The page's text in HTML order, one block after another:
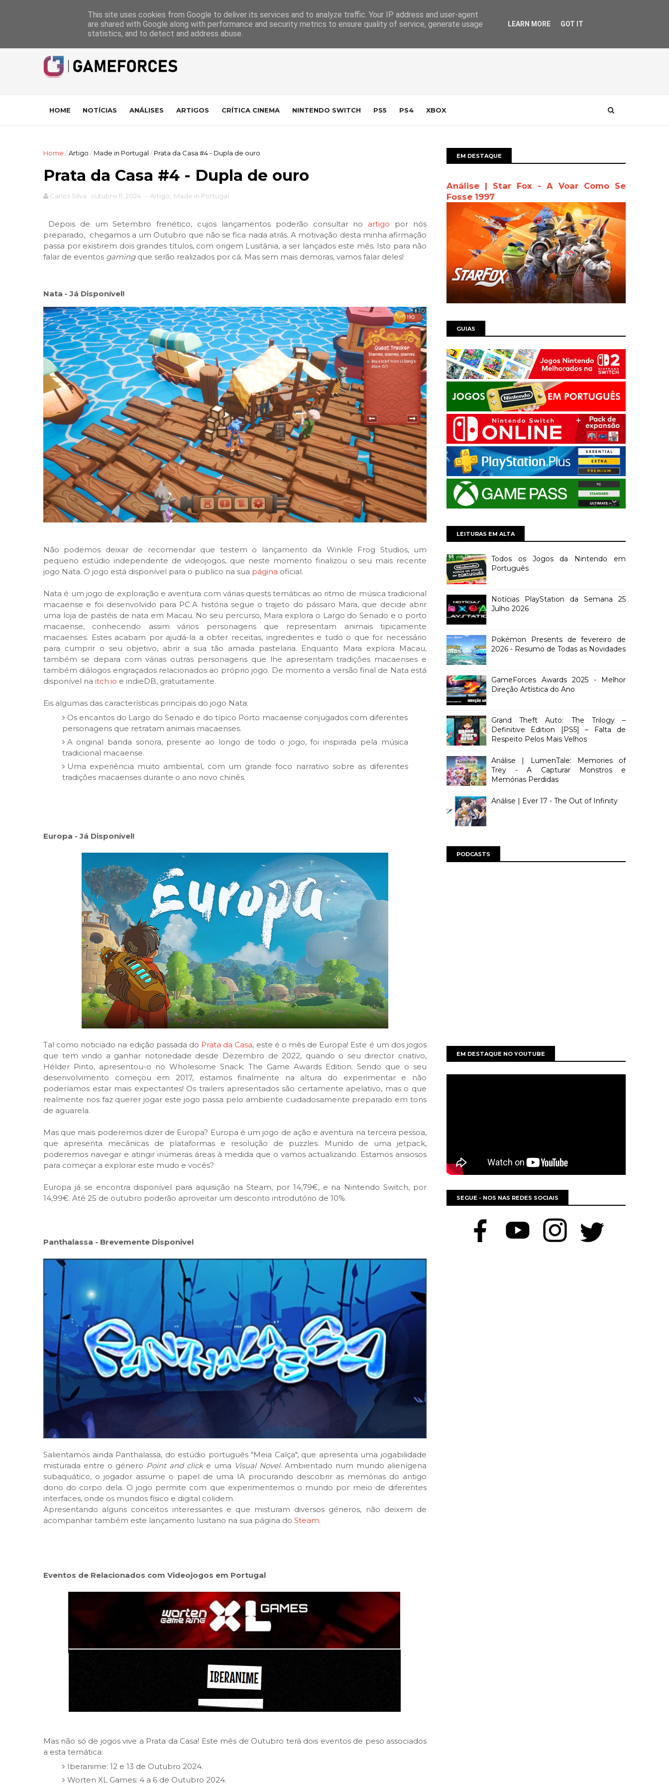
A equipa Pontuações das Análises Suporte da Indústria Contacto
HOME NOTÍCIAS ANÁLISES ARTIGOS CRÍTICA CINEMA NINTENDO SWITCH PS5 PS4 XBOX
Home /Artigo / Made in Portugal / Prata da Casa #4 - Dupla de ouro
Prata da Casa #4 - Dupla de ouro
Carlos Silva outubro 11, 2024 - Artigo Made in Portugal
Depois de um Setembro frenético, cujos lançamentos poderão consultar no artigo por nós
preparado, chegamos a um Outubro que não se fica nada atrás. A motivação desta minha afirmação
passa por existirem dois grandes títulos, com origem Lusitânia, a ser lançados este mês. Isto para não
falar de eventos gaming que serão realizados por cá. Mas sem mais demoras, vamos falar deles!
Nata - Já Disponível!
Não podemos deixar de recomendar que testem o lançamento da Winkle Frog Studios, um
pequeno estúdio independente de videojogos, que neste momento finalizou o seu mais recente
jogo Nata. O jogo está disponível para o publico na sua página oficial.
Nata é um jogo de exploração e aventura com várias quests temáticas ao ritmo de música tradicional
macaense e foi desenvolvido para PC.A história segue o trajeto do pássaro Mara, que decide abrir
uma loja de pastéis de nata em Macau. No seu percurso, Mara explora o Largo do Senado e o porto
macaense, conhecendo assim vários personagens que representam animais tipicamente
macaenses. Estes acabam por ajudá-la a obter receitas, ingredientes e tudo o que for necessário
para cumprir o seu objetivo, abrir a sua tão amada pastelaria. Enquanto Mara explora Macau,
também se depara com várias outras personagens que lhe apresentam tradições macaenses e
também diálogos engraçados relacionados ao próprio jogo. De momento a versão final de Nata está
disponível na itch.io e indieDB, gratuitamente.
Eis algumas das características principais do jogo Nata:
Os encantos do Largo do Senado e do típico Porto macaense conjugados com diferentes
personagens que retratam animais macaenses.
A original banda sonora, presente ao longo de todo o jogo, foi inspirada pela música
tradicional macaense.
Uma experiência muito ambiental, com um grande foco narrativo sobre as diferentes
tradições macaenses durante o ano novo chinês.
Europa - Já Disponível!
Tal como noticiado na edição passada do Prata da Casa, este é o mês de Europa! Este é um dos jogos
que tem vindo a ganhar notoriedade desde Dezembro de 2022, quando o seu director criativo,
Hélder Pinto, apresentou-o no Wholesome Snack: The Game Awards Edition. Sendo que o seu
desenvolvimento começou em 2017, estamos finalmente na altura do experimentar e não
poderíamos estar mais expectantes! Os trailers apresentados são certamente apelativo, mas o que
realmente nos faz querer jogar este jogo passa pelo ambiente cuidadosamente preparado em tons
de aguarela.
Mas que mais poderemos dizer de Europa? Europa é um jogo de ação e aventura na terceira pessoa,
que apresenta mecânicas de plataformas e resolução de puzzles. Munido de uma jetpack,
poderemos navegar e atingir inúmeras áreas à medida que o vamos actualizando. Estamos ansiosos
para começar a explorar este mudo e vocês?
Europa já se encontra disponível para aquisição na Steam, por 14,79€, e na Nintendo Switch, por
14,99€. Até 25 de outubro poderão aproveitar um desconto introdutório de 10%.
Panthalassa - Brevemente Disponivel
Salientamos ainda Panthalassa, do estúdio português "Meia Calça", que apresenta uma jogabilidade
misturada entre o género Point and clicke uma Visual Novel. Ambientado num mundo alienígena
subaquático, o jogador assume o papel de uma IA procurando descobrir as memórias do antigo
dono do corpo dela. O jogo permite com que experimentemos o mundo por meio de diferentes
interfaces, onde os mundos físico e digital colidem.
Apresentando alguns conceitos interessantes e que misturam diversos géneros, não deixem de
acompanhar também este lançamento lusitano na sua página do Steam.
Eventos de Relacionados com Videojogos em Portugal
Mas não só de jogos vive a Prata da Casa! Este mês de Outubro terá dois eventos de peso associados
a esta temática:
Iberanime: 12 e 13 de Outubro 2024.
Worten XL Games: 4 a 6 de Outubro 2024.
EM DESTAQUE
Análise | Star Fox - A Voar Como Se
Fosse 1997
GUIAS
LEITURAS EM ALTA
Todos os Jogos da Nintendo em
Português
Notícias PlayStation da Semana 25
Julho 2026
Pokémon Presents de fevereiro de
2026 - Resumo de Todas as Novidades
GameForces Awards 2025 - Melhor
Direção Artística do Ano
Grand Theft Auto: The Trilogy –
Definitive Edition [PS5] – Falta de
Respeito Pelos Mais Velhos
Análise | LumenTale: Memories of
Trey - A Capturar Monstros e
Memórias Perdidas
Análise | Ever 17 - The Out of Infinity
PODCASTS
EM DESTAQUE NO YOUTUBE
SEGUE - NOS NAS REDES SOCIAIS
This site uses cookies from Google to deliver its services and to analyze traffic. Your IP address and user-agent
are shared with Google along with performance and security metrics to ensure quality of service, generate usage
statistics, and to detect and address abuse.
LEARN MORE GOT IT